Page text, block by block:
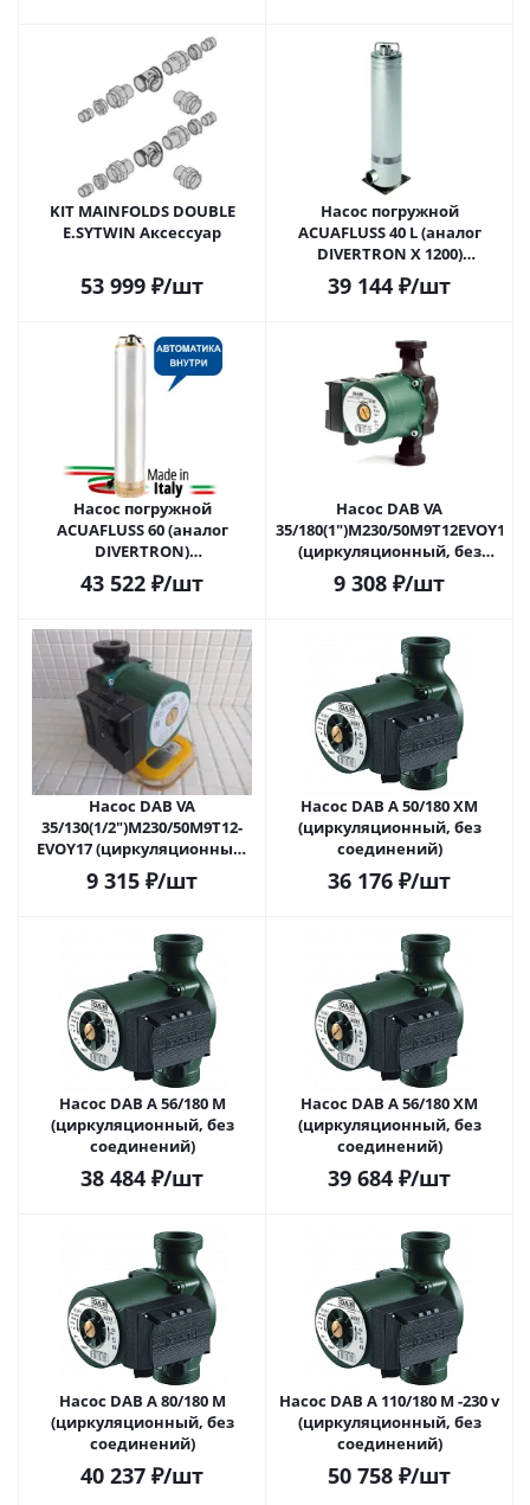
KIT MAINFOLDS DOUBLE
E.SYTWIN Аксессуар
53 999 ₽/шт
Насос погружной
ACUAFLUSS 40 L (аналог
DIVERTRON X 1200)
автоматический
колодезный с нерж
39 144 ₽/шт
Насос погружной
ACUAFLUSS 60 (аналог
DIVERTRON)
автоматический
колодезный
43 522 ₽/шт
Насос DAB VA
35/180(1")M230/50M9T12EVOY17
(циркуляционный, без
соединений)
9 308 ₽/шт
Насос DAB VA
35/130(1/2")M230/50M9T12-
EVOY17 (циркуляционный,
без соединений)
9 315 ₽/шт
Насос DAB A 50/180 XM
(циркуляционный, без
соединений)
36 176 ₽/шт
Насос DAB A 56/180 M
(циркуляционный, без
соединений)
38 484 ₽/шт
Насос DAB A 56/180 XM
(циркуляционный, без
соединений)
39 684 ₽/шт
Насос DAB A 80/180 M
(циркуляционный, без
соединений)
40 237 ₽/шт
Насос DAB A 110/180 M -230 v
(циркуляционный, без
соединений)
50 758 ₽/шт